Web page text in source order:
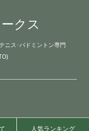
クス
ニス･バドミントン専門
人気ランキング